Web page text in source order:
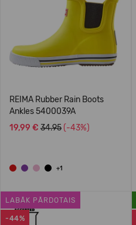
REIMA Rubber Rain Boots
Ankles 5400039A
19,99 € 34.95 (-43%)
+1
-44%
LABĀK PĀRDOTAIS